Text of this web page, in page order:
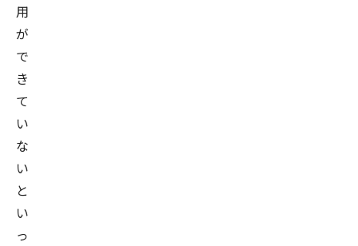
用
が
で
き
て
い
な
い
と
い
っ